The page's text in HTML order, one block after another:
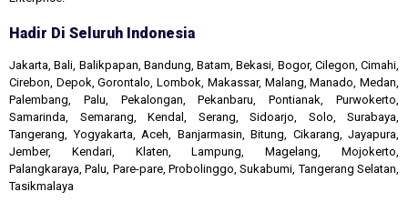
Hadir Di Seluruh Indonesia
Jakarta, Bali, Balikpapan, Bandung, Batam, Bekasi, Bogor, Cilegon, Cimahi,
Cirebon, Depok, Gorontalo, Lombok, Makassar, Malang, Manado, Medan,
Palembang, Palu, Pekalongan, Pekanbaru, Pontianak, Purwokerto,
Samarinda, Semarang, Kendal, Serang, Sidoarjo, Solo, Surabaya,
Tangerang, Yogyakarta, Aceh, Banjarmasin, Bitung, Cikarang, Jayapura,
Jember, Kendari, Klaten, Lampung, Magelang, Mojokerto,
Palangkaraya, Palu, Pare-pare, Probolinggo, Sukabumi, Tangerang Selatan,
Tasikmalaya